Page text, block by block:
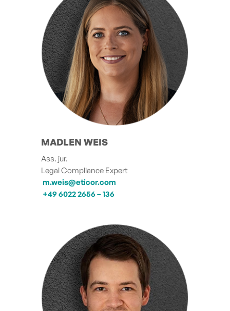
MADLEN WEIS
Ass. jur.
Legal Compliance Expert
m.weis@eticor.com
+49 6022 2656 – 136